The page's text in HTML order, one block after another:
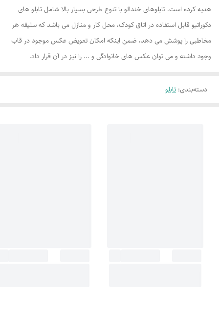
هدیه کرده است. تابلوهای خندالو با تنوع طرحی بسیار بالا شامل تابلو های
دکوراتیو قابل استفاده در اتاق کودک، محل کار و منازل می باشد که سلیقه هر
مخاطبی را پوشش می دهد، ضمن اینکه امکان تعویض عکس موجود در قاب
وجود داشته و می توان عکس های خانوادگی و ... را نیز در آن قرار داد.
دسته‌بندی: تابلو